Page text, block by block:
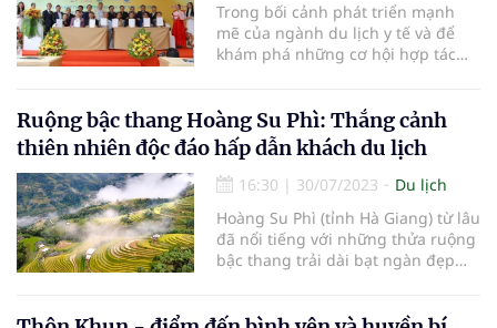
Trong bối cảnh phát triển mạnh
mẽ của ngành du lịch y tế và để
khám phá những cơ hội hợp tác
y tế Việt Nam - Hàn Quốc 2023
được tổ chức tại TPHCM vào ngày
16/9.
Ruộng bậc thang Hoàng Su Phì: Thắng cảnh
thiên nhiên độc đáo hấp dẫn khách du lịch
16:30 | 30/07/2023
Du lịch
Hoàng Su Phì (tỉnh Hà Giang) từ lâu
đã nổi tiếng với những thửa ruộng
bậc thang trải dài bạt ngàn đẹp
dành cho những tâm hồn yêu